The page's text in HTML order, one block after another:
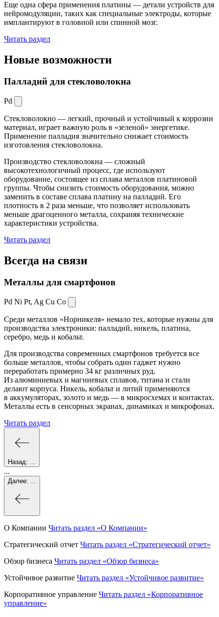
Еще одна сфера применения платины — детали устройств для
нейромодуляции, таких как специальные электроды, которые
имплантируют в головной или спинной мозг.
Читать раздел
Новые возможности
Палладий для стекловолокна
Pd
Стекловолокно — легкий, прочный и устойчивый к коррозии
материал, играет важную роль в «зеленой» энергетике.
Применение палладия значительно снижает стоимость
изготовления стекловолокна.
Производство стекловолокна — сложный
высокотехнологичный процесс, где используют
оборудование, состоящее из сплава металлов платиновой
группы. Чтобы снизить стоимость оборудования, можно
заменить в составе сплава платину на палладий. Его
плотность в 2 раза меньше, что позволяет использовать
меньше драгоценного металла, сохраняя технические
характеристики устройства.
Читать раздел
Всегда на связи
Металлы для смартфонов
Pd Ni Pt, Ag Cu Co
Среди металлов «Норникеля» немало тех, которые нужны для
производства электроники: палладий, никель, платина,
серебро, медь и кобальт.
Для производства современных смартфонов требуется все
больше металлов, чтобы собрать один гаджет нужно
переработать примерно 34 кг различных руд.
Из алюминиевых и магниевых сплавов, титана и стали
делают корпуса. Никель, кобальт и литий применяются
в аккумуляторах, золото и медь — в микросхемах и контактах.
Металлы есть в сенсорных экранах, динамиках и микрофонах.
Читать раздел
Назад:
...
Далее:
О Компании Читать раздел «О Компании»
Стратегический отчет Читать раздел «Стратегический отчет»
Обзор бизнеса Читать раздел «Обзор бизнеса»
Устойчивое развитие Читать раздел «Устойчивое развитие»
Корпоративное управление Читать раздел «Корпоративное
управление»